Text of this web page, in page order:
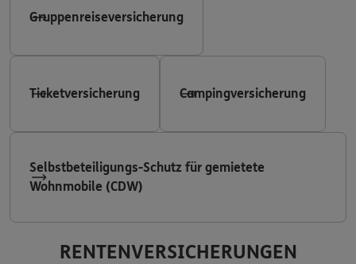
Gruppenreiseversicherung
Ticketversicherung Campingversicherung
Selbstbeteiligungs-Schutz für gemietete
Wohnmobile (CDW)
RENTENVERSICHERUNGEN